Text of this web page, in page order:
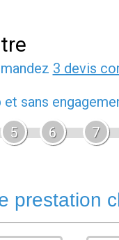
3 devis
et sans
5 6 7
prestation